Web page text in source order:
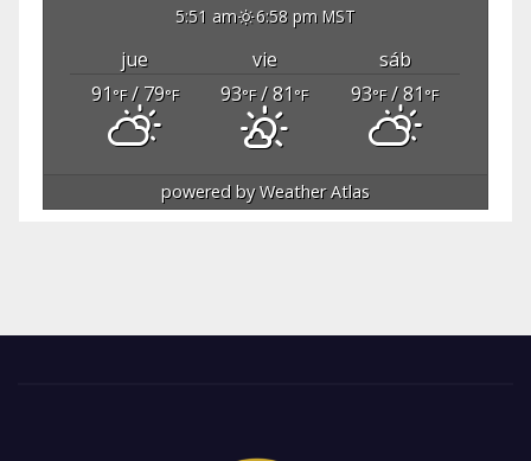
5:51 am 6:58 pm MST
jue vie
sáb
91°F/ 79°F 93°F/ 81°F 93°F/ 81°F
powered byWeather Atlas